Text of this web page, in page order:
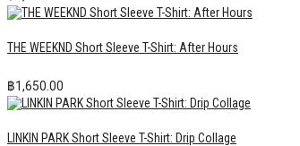
THE WEEKND Short Sleeve T-Shirt: After Hours
฿1,650.00
LINKIN PARK Short Sleeve T-Shirt: Drip Collage